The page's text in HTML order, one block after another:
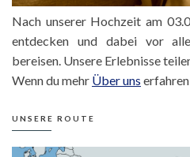
Nach unserer Hochzeit am
entdecken und dabei vor
bereisen. Unsere Erlebnisse
Wenn du mehr Über uns
UNSERE ROUTE